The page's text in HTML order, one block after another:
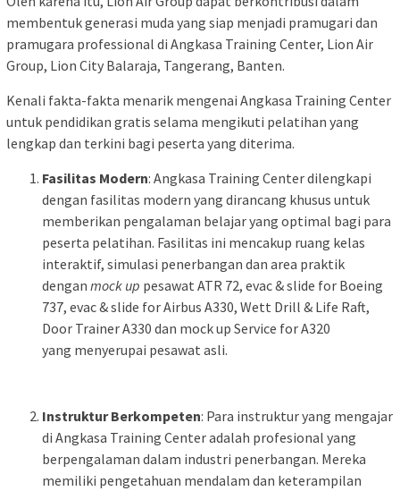
membentuk generasi muda yang siap menjadi pramugari dan
pramugara professional di Angkasa Training Center, Lion Air
Group, Lion City Balaraja, Tangerang, Banten.
Kenali fakta-fakta menarik mengenai Angkasa Training Center
untuk pendidikan gratis selama mengikuti pelatihan yang
lengkap dan terkini bagi peserta yang diterima.
Fasilitas Modern: Angkasa Training Center dilengkapi
dengan fasilitas modern yang dirancang khusus untuk
memberikan pengalaman belajar yang optimal bagi para
peserta pelatihan. Fasilitas ini mencakup ruang kelas
interaktif, simulasi penerbangan dan area praktik
dengan mock up pesawat ATR 72, evac & slide for Boeing
737, evac & slide for Airbus A330, Wett Drill & Life Raft,
Door Trainer A330 dan mock up Service for A320
yang menyerupai pesawat asli.
Instruktur Berkompeten: Para instruktur yang mengajar
di Angkasa Training Center adalah profesional yang
berpengalaman dalam industri penerbangan. Mereka
memiliki pengetahuan mendalam dan keterampilan